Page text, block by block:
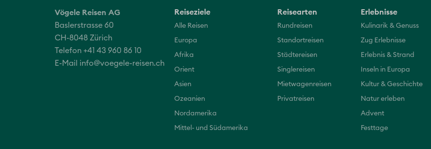
Vögele Reisen AG
Baslerstrasse 60
CH-8048 Zürich
Telefon +41 43 960 86 10
E-Mail info@voegele-reisen.ch
Reiseziele
Alle Reisen
Europa
Afrika
Orient
Asien
Ozeanien
Nordamerika
Mittel- und Südamerika
Reisearten
Rundreisen
Standortreisen
Städtereisen
Singlereisen
Mietwagenreisen
Privatreisen
Erlebnisse
Kulinarik & Genuss
Zug Erlebnisse
Erlebnis & Strand
Inseln in Europa
Kultur & Geschichte
Natur erleben
Advent
Festtage